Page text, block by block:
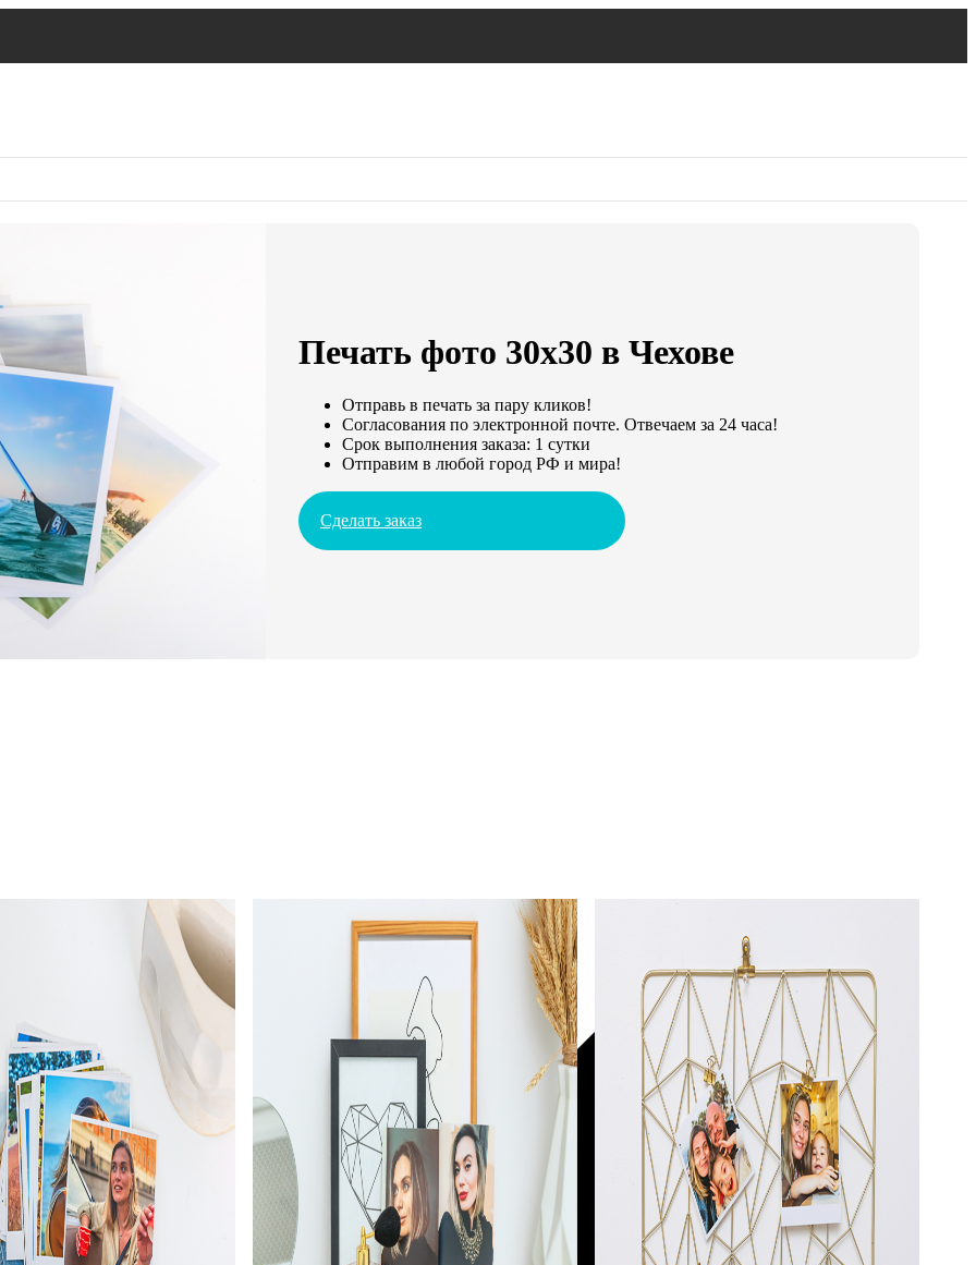
Печать фото 30х30 в Чехове
Отправь в печать за пару кликов!
Согласования по электронной почте. Отвечаем за 24 часа!
Срок выполнения заказа: 1 сутки
Отправим в любой город РФ и мира!
Сделать заказ